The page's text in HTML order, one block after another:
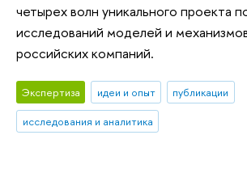
четырех волн уникального проекта
исследований моделей и
российских компаний.
Экспертиза идеи и опыт
публикации
исследования и аналитика